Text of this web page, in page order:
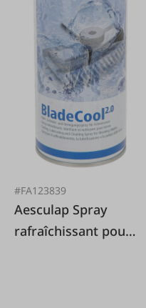
#FA123839
Aesculap Spray
rafraîchissant pour